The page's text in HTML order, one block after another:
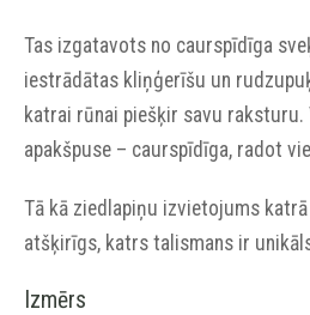
Tas izgatavots no caurspīdīga
iestrādātas kliņģerīšu un
katrai rūnai piešķir savu
apakšpuse – caurspīdīga, radot
Tā kā ziedlapiņu izvietojums
atšķirīgs, katrs talismans ir
Izmērs